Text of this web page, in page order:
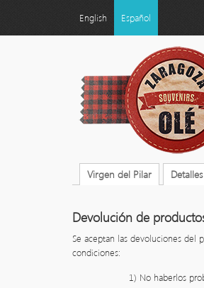
English Español
Virgen del Pilar
Devolución de
Se aceptan las devoluciones del
condiciones:
1) No haberlos